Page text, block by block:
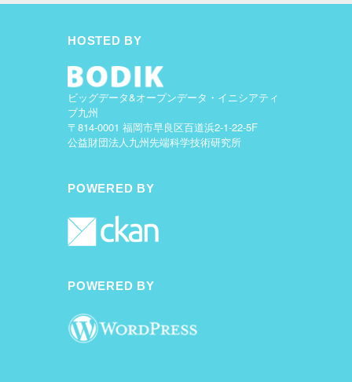
HOSTED BY
ビッグデータ&オープンデータ・イニシアティ
ブ九州
〒814-0001 福岡市早良区百道浜2-1-22-5F
公益財団法人九州先端科学技術研究所
POWERED BY
POWERED BY